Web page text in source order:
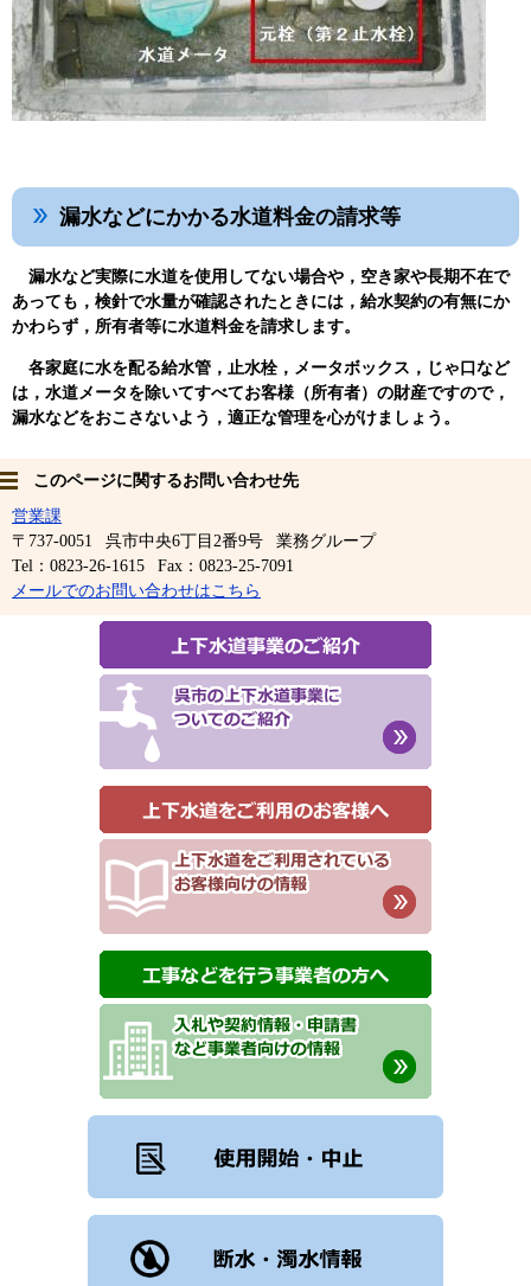
漏水などにかかる水道料金の請求等
漏水など実際に水道を使用してない場合や，空き家や長期不在で
あっても，検針で水量が確認されたときには，給水契約の有無にか
かわらず，所有者等に水道料金を請求します。
各家庭に水を配る給水管，止水栓，メータボックス，じゃ口など
は，水道メータを除いてすべてお客様（所有者）の財産ですので，
漏水などをおこさないよう，適正な管理を心がけましょう。
このページに関するお問い合わせ先
営業課
〒737-0051
呉市中央6丁目2番9号
業務グループ
Tel：0823-26-1615
Fax：0823-25-7091
メールでのお問い合わせはこちら